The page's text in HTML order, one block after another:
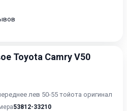
Toyota Camry V50
лев 50-55 тойота оригинал
53812-33210